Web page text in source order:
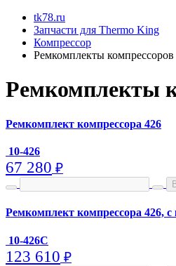
tk78.ru
Запчасти для Thermo King
Компрессор
Ремкомплекты компрессоров
Ремкомплекты
Ремкомплект компрессора 426
10-426
67 280 ₽
Ремкомплект компрессора 426,
10-426C
123 610 ₽